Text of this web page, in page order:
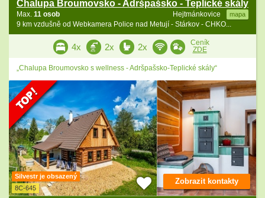
Chalupa Broumovsko - Adršpašsko - Teplické skály
Hejtmánkovice mapa
Max. 11 osob
9 km vzdušně od Webkamera Police nad Metují - Stárkov - CHKO...
4x 2x 2x
Ceník
ZDE
„Chalupa Broumovsko s wellness - Adršpašsko-Teplické skály“
Silvestr je obsazený
8C-645
Zobrazit kontakty